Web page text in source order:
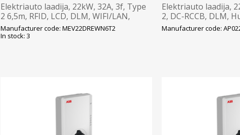
Elektriauto laadija, 22kW, 32A, 3f, Type
2 6,5m, RFID, LCD, DLM, WIFI/LAN,
OCPP1.6, Morek
Manufacturer code: MEV22DREWN6T2
In stock: 3
Elektriauto laadija,
2, DC-RCCB, DLM,
Manufacturer code: